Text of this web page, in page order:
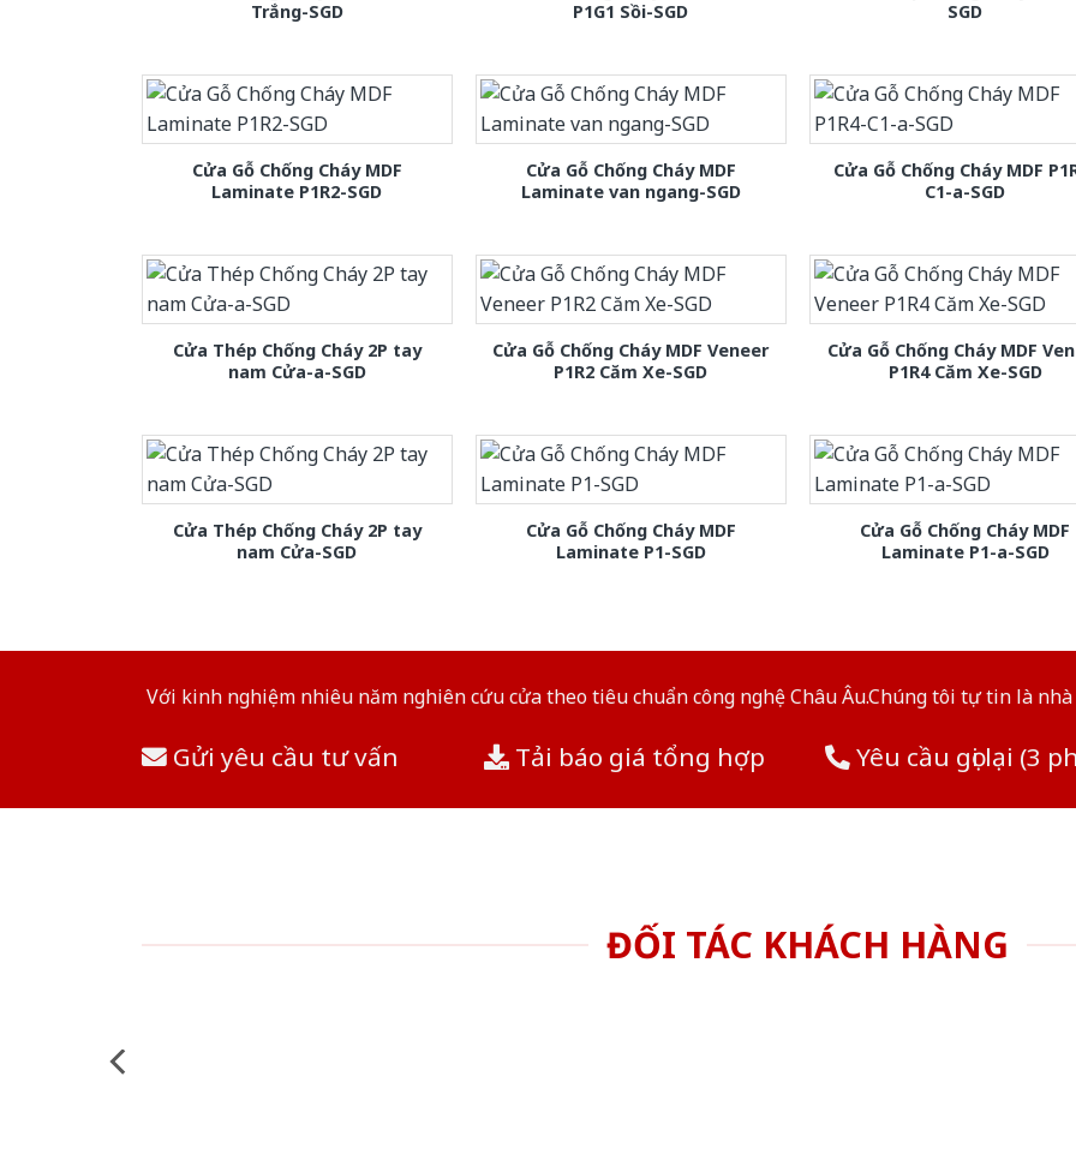
Trắng-SGD
P1G1 Sồi-SGD
SGD
Cửa Gỗ Chống Cháy MDF
Laminate P1R2-SGD
Cửa Gỗ Chống Cháy MDF
Laminate van ngang-SGD
Cửa Gỗ Chống Cháy MDF
C1-a-SGD
Cửa Thép Chống Cháy 2P tay
nam Cửa-a-SGD
Cửa Gỗ Chống Cháy MDF Veneer
P1R2 Căm Xe-SGD
Cửa Gỗ Chống Cháy MDF
P1R4 Căm Xe-SGD
Cửa Thép Chống Cháy 2P tay
nam Cửa-SGD
Cửa Gỗ Chống Cháy MDF
Laminate P1-SGD
Cửa Gỗ Chống Cháy MDF
Laminate P1-a-SGD
Với kinh nghiệm nhiêu năm nghiên cứu cửa theo tiêu chuẩn công nghệ Châu Âu.Chúng tôi tự tin là
Gửi yêu cầu tư vấn Tải báo giá tổng hợp Yêu cầu gọi lại (3
ĐỐI TÁC KHÁCH HÀNG